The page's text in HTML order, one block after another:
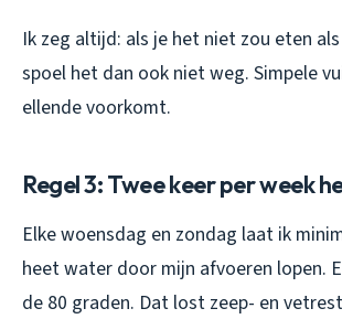
Ik zeg altijd: als je het niet zou eten
spoel het dan ook niet weg. Simpele
ellende voorkomt.
Regel 3: Twee keer per week
Elke woensdag en zondag laat ik
heet water door mijn afvoeren lopen.
de 80 graden. Dat lost zeep- en